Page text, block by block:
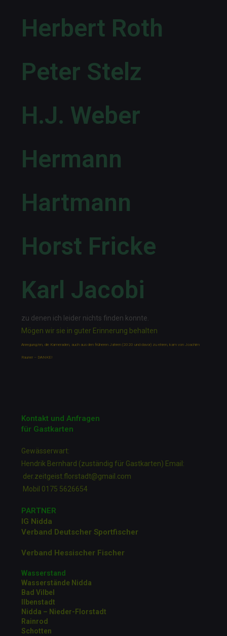
Herbert Roth
Peter Stelz
H.J. Weber
Hermann
Hartmann
Horst Fricke
Karl Jacobi
zu denen ich leider nichts finden konnte.
Mögen wir sie in guter Erinnerung behalten
Anregung/en, die Kameraden, auch aus den früheren Jahren (2020 und davor) zu ehren, kam von Joachim
Rauner – DANKE!
Kontakt und Anfragen
für Gastkarten
Gewässerwart:
Hendrik Bernhard (zuständig für Gastkarten) Email:
der.zeitgeist.florstadt@gmail.com
Mobil 0175 5626654
PARTNER
IG Nidda
Verband Deutscher Sportfischer
Verband Hessischer Fischer
Wasserstand
Wasserstände Nidda
Bad Vilbel
Ilbenstadt
Nidda – Nieder-Florstadt
Rainrod
Schotten